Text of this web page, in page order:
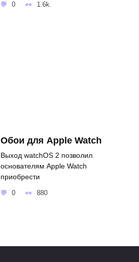
0 1.6k.
Обои для Apple Watch
Выход watchOS 2 позволил
основателям Apple Watch
приобрести
0 880